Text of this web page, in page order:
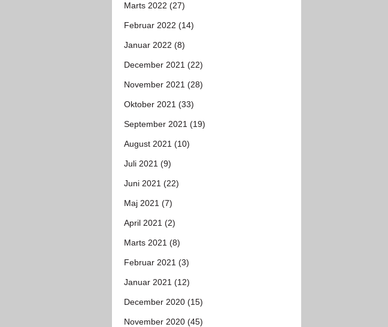
Marts 2022 (27)
Februar 2022 (14)
Januar 2022 (8)
December 2021 (22)
November 2021 (28)
Oktober 2021 (33)
September 2021 (19)
August 2021 (10)
Juli 2021 (9)
Juni 2021 (22)
Maj 2021 (7)
April 2021 (2)
Marts 2021 (8)
Februar 2021 (3)
Januar 2021 (12)
December 2020 (15)
November 2020 (45)